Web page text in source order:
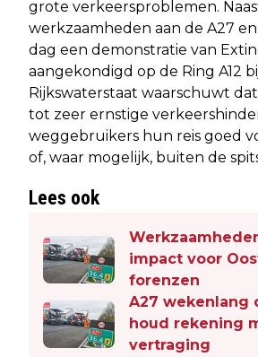
grote verkeersproblemen.
werkzaamheden aan de A27 en
dag een demonstratie van
aangekondigd op de Ring A12
Rijkswaterstaat waarschuwt
tot zeer ernstige
weggebruikers hun reis goed
of, waar mogelijk, buiten de
Lees ook
impact voor
forenzen
A27 wekenlang
houd rekening
vertraging